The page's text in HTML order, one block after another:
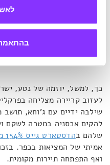
בין שפע המיזמים
מדי פעם גם פרויקטים עם
שיכולים לחרוץ גורלות.
כך, למשל, יוזמה של נטע,
לעזוב קריירה מצליחה
שילבה ידיים עם ג'וחא, תושב
להקים אכסניה במטרה לשקם
שלהם בהדסטארט גייס 154% מהסכום
אמיתי של המציאות בכפר.
ואף התפתחה תיירות מקומית.